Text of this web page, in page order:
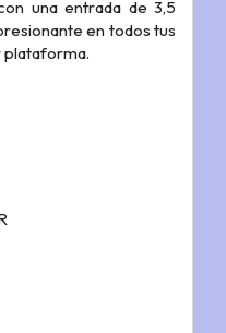
una entrada de 3,5
en todos tus
plataforma.